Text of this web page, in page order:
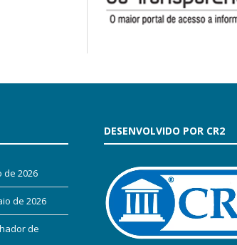
de 2026
de 2026
de
DESENVOLVIDO POR CR2